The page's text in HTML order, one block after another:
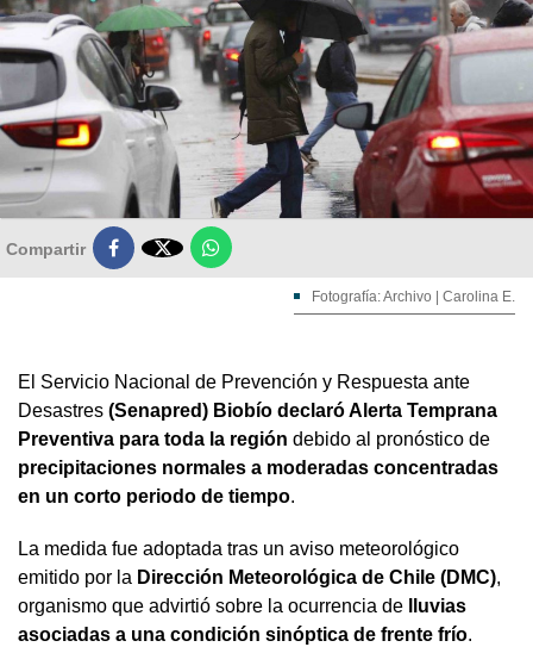
Compartir 
Fotografía: Archivo | Carolina E.
El Servicio Nacional de Prevención y Respuesta ante
Desastres (Senapred) Biobío declaró Alerta Temprana
Preventiva para toda la región debido al pronóstico de
precipitaciones normales a moderadas concentradas
en un corto periodo de tiempo.
La medida fue adoptada tras un aviso meteorológico
emitido por la Dirección Meteorológica de Chile (DMC),
organismo que advirtió sobre la ocurrencia de
lluvias
asociadas a una condición sinóptica de frente frío.